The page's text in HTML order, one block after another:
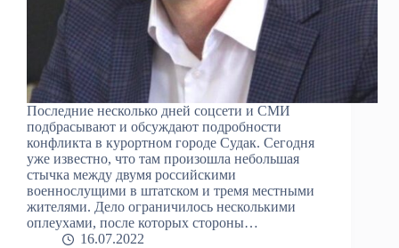
Последние несколько дней соцсети и СМИ
подбрасывают и обсуждают подробности
конфликта в курортном городе Судак. Сегодня
уже известно, что там произошла небольшая
стычка между двумя российскими
военнослущими в штатском и тремя местными
жителями. Дело ограничилось несколькими
оплеухами, после которых стороны…
16.07.2022